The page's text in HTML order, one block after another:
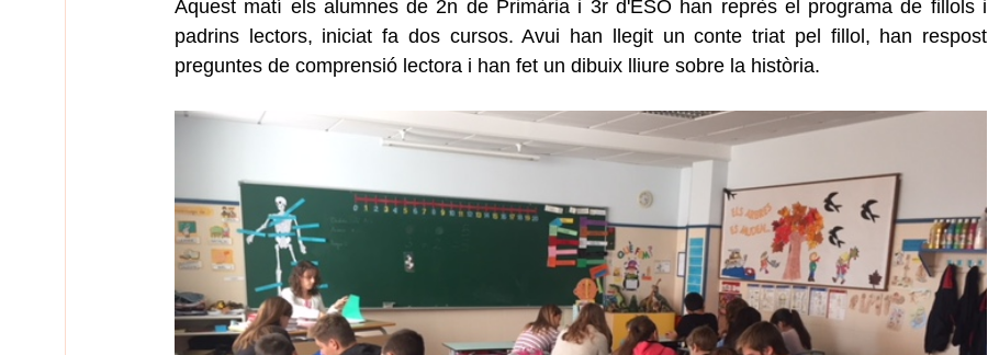
Aquest matí els alumnes de 2n de Primària i 3r d'ESO han reprès el programa de fillols i
padrins lectors, iniciat fa dos cursos. Avui han llegit un conte triat pel fillol, han respost
preguntes de comprensió lectora i han fet un dibuix lliure sobre la història.